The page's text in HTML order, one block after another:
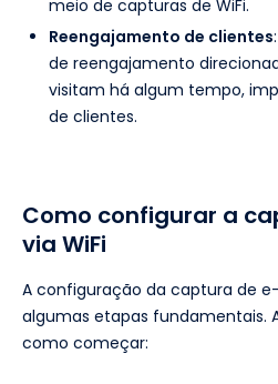
meio de capturas de WiFi.
Reengajamento de clientes
de reengajamento
visitam há algum tempo,
de clientes.
Como configurar a
via WiFi
A configuração da captura de
algumas etapas fundamentais.
como começar: